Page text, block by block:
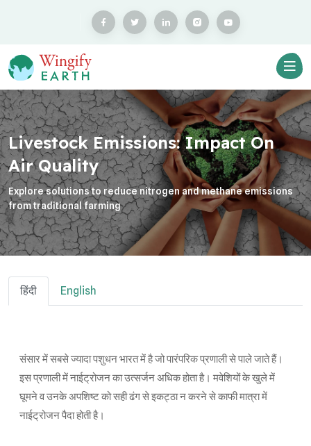
Livestock Emissions: Impact On
Air Quality
Explore solutions to reduce nitrogen and methane emissions
from traditional farming
हिंदी English
संसार में सबसे ज्यादा पशुधन भारत में है जो पारंपरिक प्रणाली से पाले जाते हैं।
इस प्रणाली में नाईट्रोजन का उत्सर्जन अधिक होता है। मवेशियों के खुले में
घूमने व उनके अपशिष्ट को सही ढंग से इकट्ठा न करने से काफी मात्रा में
नाईट्रोजन पैदा होती है।